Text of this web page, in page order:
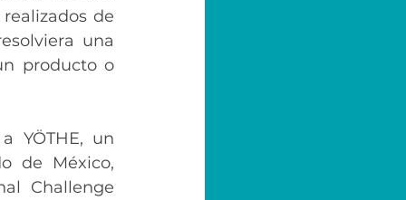
de
una
producto o
YÖTHE, un
de México,
Challenge